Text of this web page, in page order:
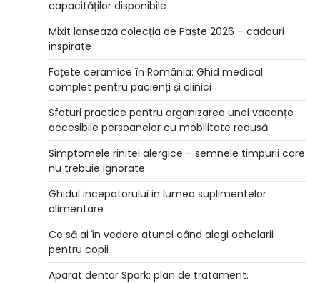
capacităților disponibile
Mixit lansează colecția de Paște 2026 – cadouri
inspirate
Fațete ceramice în România: Ghid medical
complet pentru pacienți și clinici
Sfaturi practice pentru organizarea unei vacanțe
accesibile persoanelor cu mobilitate redusă
Simptomele rinitei alergice – semnele timpurii care
nu trebuie ignorate
Ghidul incepatorului in lumea suplimentelor
alimentare
Ce să ai în vedere atunci când alegi ochelarii
pentru copii
Aparat dentar Spark: plan de tratament.